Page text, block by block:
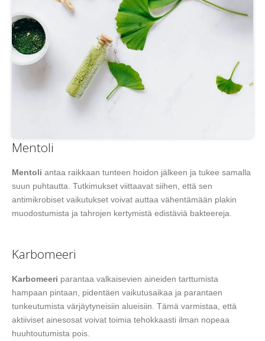
Mentoli
Mentoli antaa raikkaan tunteen hoidon jälkeen ja tukee samalla
suun puhtautta. Tutkimukset viittaavat siihen, että sen
antimikrobiset vaikutukset voivat auttaa vähentämään plakin
muodostumista ja tahrojen kertymistä edistäviä bakteereja.
Karbomeeri
Karbomeeri parantaa valkaisevien aineiden tarttumista
hampaan pintaan, pidentäen vaikutusaikaa ja parantaen
tunkeutumista värjäytyneisiin alueisiin. Tämä varmistaa, että
aktiiviset ainesosat voivat toimia tehokkaasti ilman nopeaa
huuhtoutumista pois.